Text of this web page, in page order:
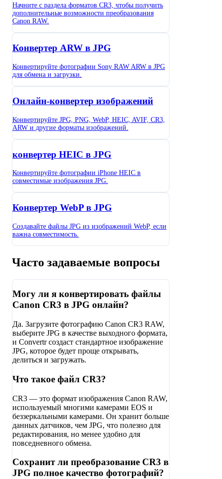
Начните с раздела форматов CR3, чтобы получить
дополнительные возможности преобразования
Canon RAW.
Конвертер ARW в JPG
Конвертируйте фотографии Sony RAW ARW в JPG
для обмена и загрузки.
Онлайн-конвертер изображений
Конвертируйте JPG, PNG, WebP, HEIC, AVIF, CR3,
ARW и другие форматы изображений.
конвертер HEIC в JPG
Конвертируйте фотографии iPhone HEIC в
совместимые изображения JPG.
Конвертер WebP в JPG
Создавайте файлы JPG из изображений WebP, если
важна совместимость.
Часто задаваемые вопросы
Могу ли я конвертировать файлы
Canon CR3 в JPG онлайн?
Да. Загрузите фотографию Canon CR3 RAW,
выберите JPG в качестве выходного формата,
и Convertr создаст стандартное изображение
JPG, которое будет проще открывать,
делиться и загружать.
Что такое файл CR3?
CR3 — это формат изображения Canon RAW,
используемый многими камерами EOS и
беззеркальными камерами. Он хранит больше
данных датчиков, чем JPG, что полезно для
редактирования, но менее удобно для
повседневного обмена.
Сохранит ли преобразование CR3 в
JPG полное качество фотографий?